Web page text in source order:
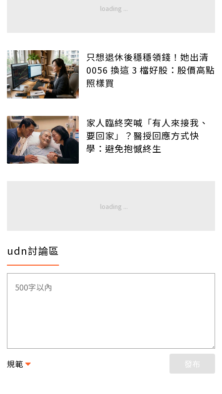
只想退休後穩穩領錢！她出清
0056 換這 3 檔好股：股價高點
照樣買
家人臨終突喊「有人來接我、
要回家」？醫授回應方式快
學：避免抱憾終生
udn討論區
規範 發布